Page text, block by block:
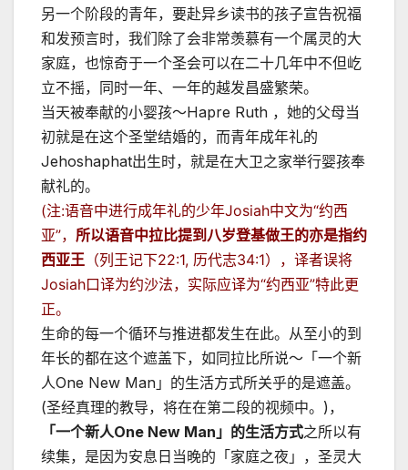
另一个阶段的青年，要赴异乡读书的孩子宣告祝福
和发预言时，我们除了会非常羡慕有一个属灵的大
家庭，也惊奇于一个圣会可以在二十几年中不但屹
立不摇，同时一年、一年的越发昌盛繁荣。
当天被奉献的小婴孩～Hapre Ruth ，她的父母当
初就是在这个圣堂结婚的，而青年成年礼的
Jehoshaphat出生时，就是在大卫之家举行婴孩奉
献礼的。
(注:语音中进行成年礼的少年Josiah中文为“约西
亚”， 所以语音中拉比提到八岁登基做王的亦是指约
西亚王 （列王记下22:1, 历代志34:1），译者误将
Josiah口译为约沙法，实际应译为“约西亚”特此更
正。
生命的每一个循环与推进都发生在此。从至小的到
年长的都在这个遮盖下，如同拉比所说～「一个新
人One New Man」的生活方式所关乎的是遮盖。
(圣经真理的教导，将在在第二段的视频中。)，
「一个新人One New Man 」的生活方式之所以有
续集，是因为安息日当晚的「家庭之夜」，圣灵大